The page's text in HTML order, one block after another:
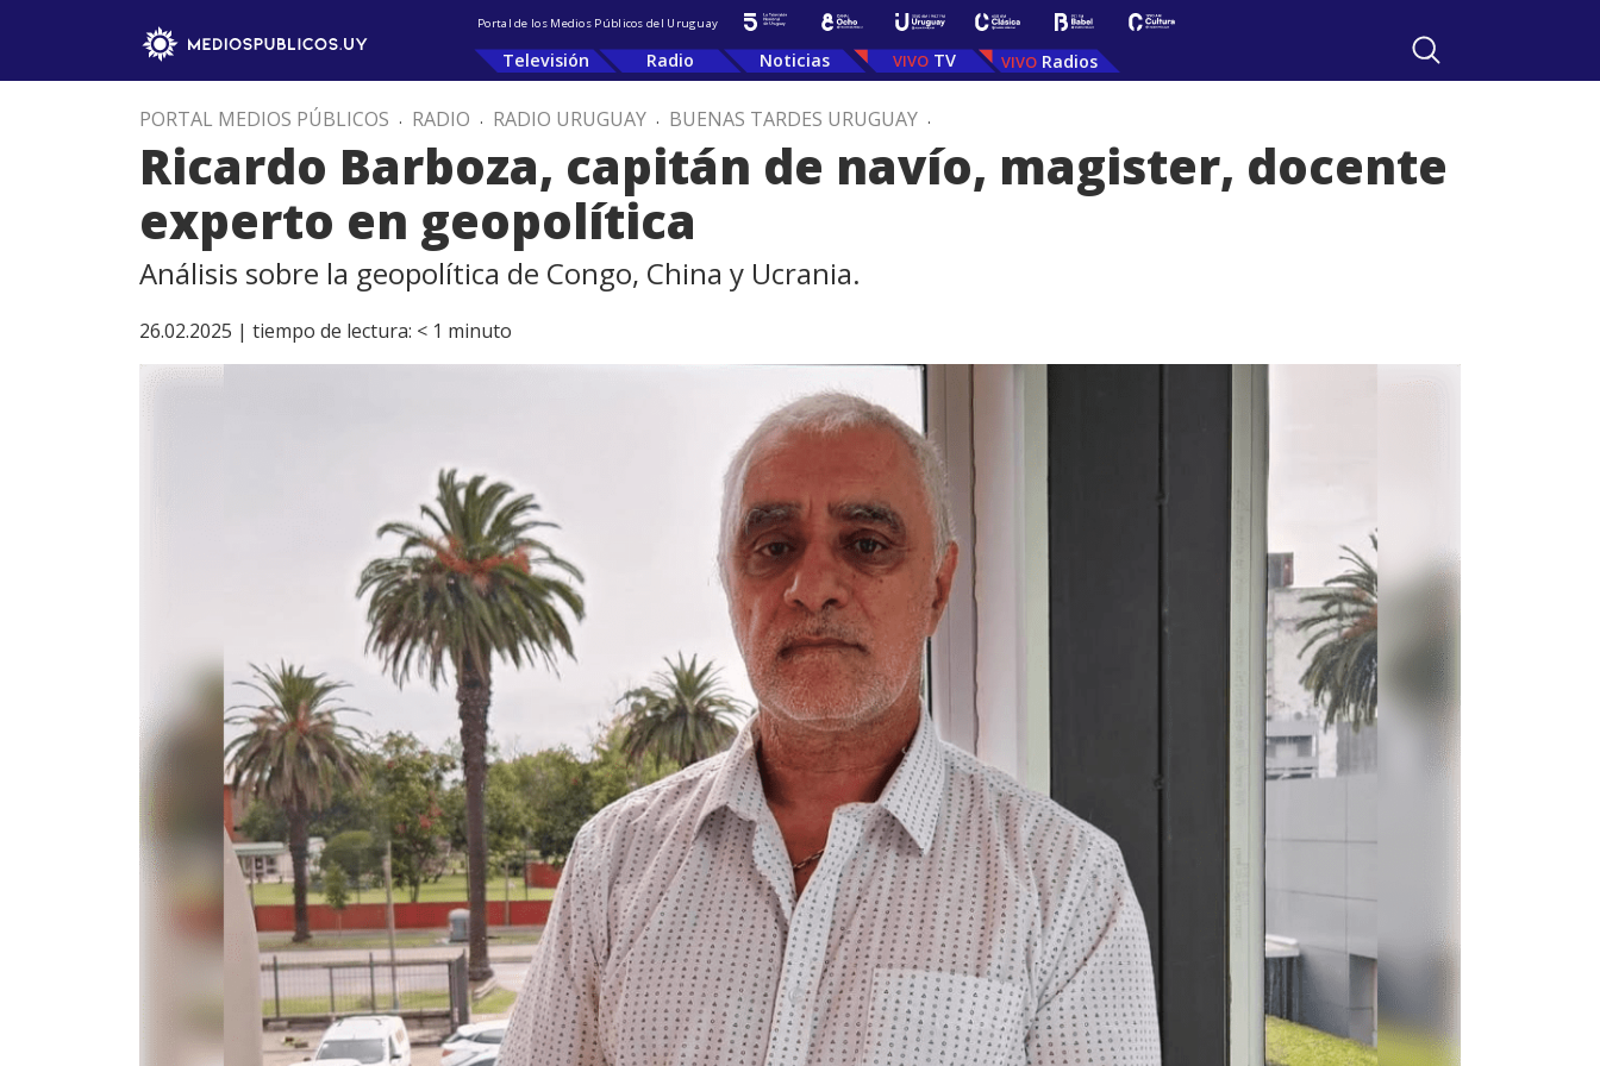
Portal de los Medios Públicos del Uruguay
Televisión Radio Noticias TV Radios
PORTAL MEDIOS PÚBLICOS . RADIO . RADIO URUGUAY . BUENAS TARDES URUGUAY .
Ricardo Barboza, capitán de navío, magister, docente
experto en geopolítica
Análisis sobre la geopolítica de Congo, China y Ucrania.
26.02.2025 | tiempo de lectura: < 1 minuto